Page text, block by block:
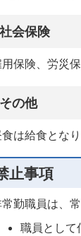
社会保険
用保険、労災
その他
は給食とな
止事項
勤職員は、
職員として